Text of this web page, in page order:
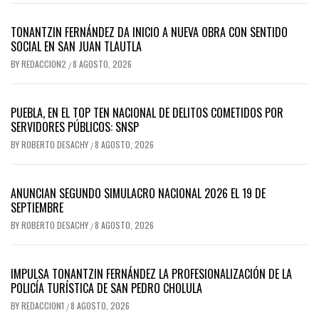
TONANTZIN FERNÁNDEZ DA INICIO A NUEVA OBRA CON SENTIDO
SOCIAL EN SAN JUAN TLAUTLA
BYREDACCION2 /8 AGOSTO, 2026
PUEBLA, EN EL TOP TEN NACIONAL DE DELITOS COMETIDOS POR
SERVIDORES PÚBLICOS: SNSP
BYROBERTO DESACHY /8 AGOSTO, 2026
ANUNCIAN SEGUNDO SIMULACRO NACIONAL 2026 EL 19 DE
SEPTIEMBRE
BYROBERTO DESACHY /8 AGOSTO, 2026
IMPULSA TONANTZIN FERNÁNDEZ LA PROFESIONALIZACIÓN DE LA
POLICÍA TURÍSTICA DE SAN PEDRO CHOLULA
BYREDACCION1 /8 AGOSTO, 2026